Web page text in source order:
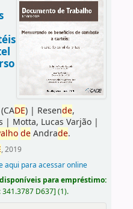
DE)| Resende,
| Motta, Lucas Varjão|
deAndrade.
, 2019
aqui para acessar online
para empréstimo:
:341.3787 D637] (1).